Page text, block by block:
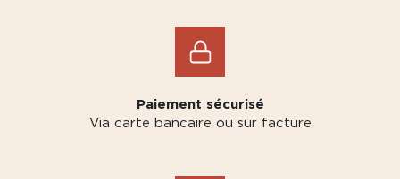
Paiement sécurisé
Via carte bancaire ou sur facture